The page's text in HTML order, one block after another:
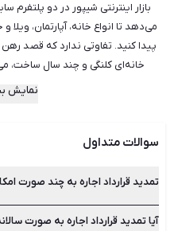
بازار اینترنتی شیپور در دو
می‌دهد تا انواع خانه، آپارتمان، ویلا
پیدا کنید. تفاوتی ندارد که قصد رهن
خانه‌ای کلنگی و چند سال ساخت،
جست‌وجو میان هزاران آگهی فعال،
اجاره را به شما معرفی کنند. شیپور با
همراهی مطمئن
نمایش
سوالات متداول
تمدید قرارداد اجاره به چند صورت
تمدید قرارداد اجاره یا همان
آیا تمدید قرارداد اجاره به صورت